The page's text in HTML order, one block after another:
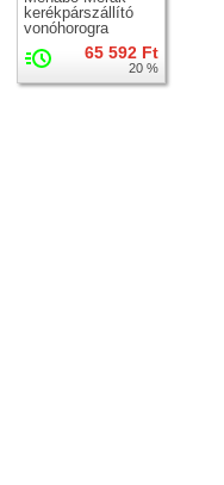
kerékpárszállító
vonóhorogra
65 592 Ft
20 %